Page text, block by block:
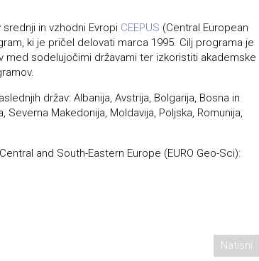
in vzhodni Evropi CEEPUS (Central European
ki je pričel delovati marca 1995. Cilj programa je
sodelujočimi državami ter izkoristiti akademske
držav: Albanija, Avstrija, Bolgarija, Bosna in
Makedonija, Moldavija, Poljska, Romunija,
and South-Eastern Europe (EURO Geo-Sci):
Natisni